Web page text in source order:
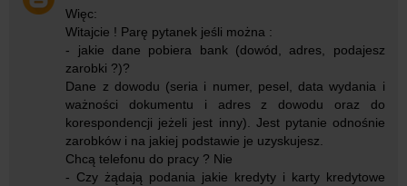
Więc:
Witajcie ! Parę pytanek jeśli można :
- jakie dane pobiera bank (dowód, adres, podajesz
zarobki ?)?
Dane z dowodu (seria i numer, pesel, data wydania i
ważności dokumentu i adres z dowodu oraz do
korespondencji jeżeli jest inny). Jest pytanie odnośnie
zarobków i na jakiej podstawie je uzyskujesz.
Chcą telefonu do pracy ? Nie
- Czy żądają podania jakie kredyty i karty kredytowe